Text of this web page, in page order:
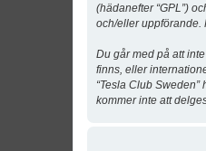
(hädanefter “GPL”)
och/eller uppförande.
Du går med på att
finns, eller
“Tesla Club
kommer inte att